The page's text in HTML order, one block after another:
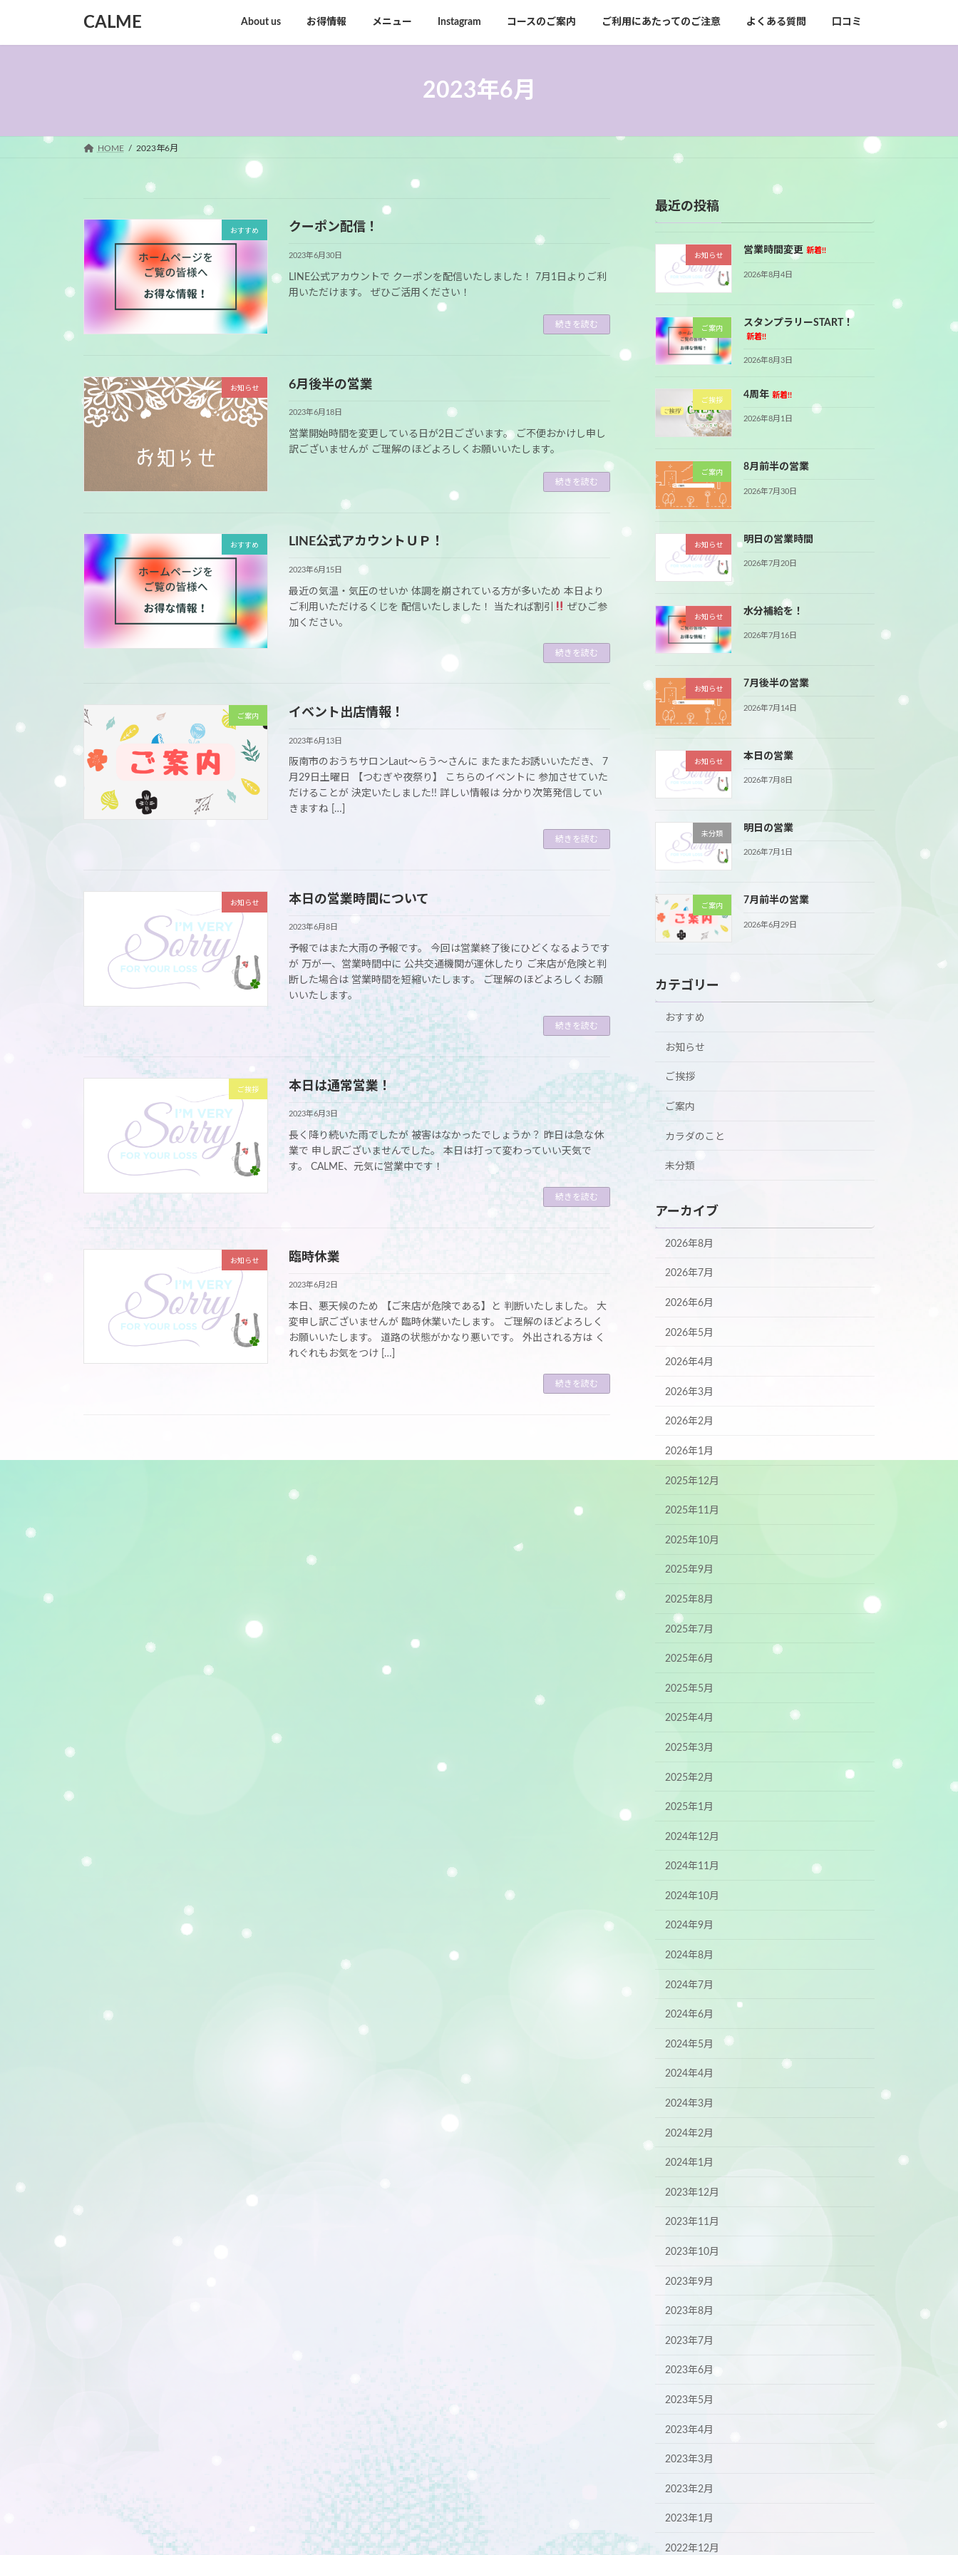
テ
ゲ
CALME About us お得情報 メニュー Instagram コースのご案内 ご利用にあたってのご注意 よくある質問 口コミ
2023年6月
HOME 2023年6月
おすすめ クーポン配信！
2023年6月30日
LINE公式アカウントで クーポンを配信いたしました！ 7月1日よりご利
用いただけます。 ぜひご活用ください！
続きを読む
お知らせ 6月後半の営業
2023年6月18日
営業開始時間を変更している日が2日ございます。 ご不便おかけし申し
訳ございませんが ご理解のほどよろしくお願いいたします。
続きを読む
おすすめ LINE公式アカウントＵＰ！
2023年6月15日
最近の気温・気圧のせいか 体調を崩されている方が多いため 本日より
ご利用いただけるくじを 配信いたしました！ 当たれば割引
ぜひご参
加ください。
続きを読む
ご案内 イベント出店情報！
2023年6月13日
阪南市のおうちサロンLaut～らう～さんに またまたお誘いいただき、 7
月29日土曜日 【つむぎや夜祭り】 こちらのイベントに 参加させていた
だけることが 決定いたしました!! 詳しい情報は 分かり次第発信してい
きますね […]
続きを読む
お知らせ 本日の営業時間について
2023年6月8日
予報ではまた大雨の予報です。 今回は営業終了後にひどくなるようです
が 万が一、営業時間中に 公共交通機関が運休したり ご来店が危険と判
断した場合は 営業時間を短縮いたします。 ご理解のほどよろしくお願
いいたします。
続きを読む
ご挨拶 本日は通常営業！
2023年6月3日
長く降り続いた雨でしたが 被害はなかったでしょうか？ 昨日は急な休
業で 申し訳ございませんでした。 本日は打って変わっていい天気で
す。 CALME、元気に営業中です！
続きを読む
お知らせ 臨時休業
2023年6月2日
本日、悪天候のため 【ご来店が危険である】と 判断いたしました。 大
変申し訳ございませんが 臨時休業いたします。 ご理解のほどよろしく
お願いいたします。 道路の状態がかなり悪いです。 外出される方は く
れぐれもお気をつけ […]
続きを読む
最近の投稿
お知らせ
営業時間変更 新着!!
2026年8月4日
ご案内
スタンプラリーSTART！
新着!!
2026年8月3日
ご挨拶
4周年 新着!!
2026年8月1日
ご案内
8月前半の営業
2026年7月30日
お知らせ
明日の営業時間
2026年7月20日
お知らせ
水分補給を！
2026年7月16日
お知らせ
7月後半の営業
2026年7月14日
お知らせ
本日の営業
2026年7月8日
未分類
明日の営業
2026年7月1日
ご案内
7月前半の営業
2026年6月29日
カテゴリー
おすすめ
お知らせ
ご挨拶
ご案内
カラダのこと
未分類
アーカイブ
2026年8月
2026年7月
2026年6月
2026年5月
2026年4月
2026年3月
2026年2月
2026年1月
2025年12月
2025年11月
2025年10月
2025年9月
2025年8月
2025年7月
2025年6月
2025年5月
2025年4月
2025年3月
2025年2月
2025年1月
2024年12月
2024年11月
2024年10月
2024年9月
2024年8月
2024年7月
2024年6月
2024年5月
2024年4月
2024年3月
2024年2月
2024年1月
2023年12月
2023年11月
2023年10月
2023年9月
2023年8月
2023年7月
2023年6月
2023年5月
2023年4月
2023年3月
2023年2月
2023年1月
2022年12月